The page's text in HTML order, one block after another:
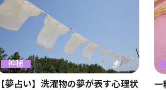
神秘
【夢占い】洗濯物の夢が表す心理状
一